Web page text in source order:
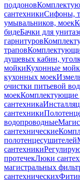
поддонов
сантехникиСифоны,
умывальников, моек
бидеБачки для
гарнитуров
трапов
душевых кабин,
мойкиКухонные
кухонных моек
очистки питьевой
моекКомплектующие
сантехника
сантехники
водопроводные
сантехнические
полотенцесушителей
сантехники
протечекЛюки
магистральных
сантехнических